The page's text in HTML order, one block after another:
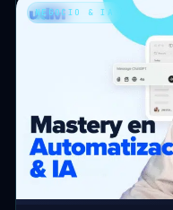
NEGOCIO & IA